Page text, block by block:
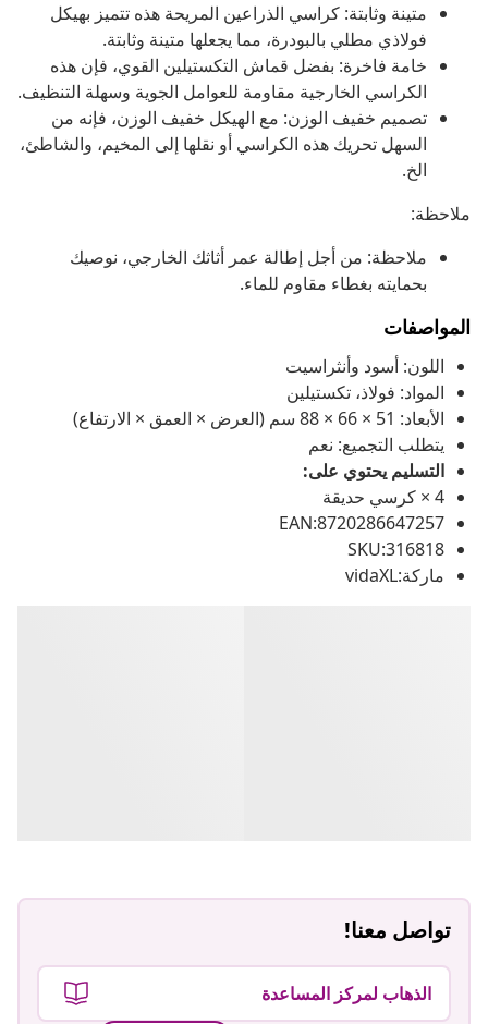
متينة وثابتة: كراسي الذراعين المريحة هذه تتميز بهيكل
فولاذي مطلي بالبودرة، مما يجعلها متينة وثابتة.
خامة فاخرة: بفضل قماش التكستيلين القوي، فإن هذه
الكراسي الخارجية مقاومة للعوامل الجوية وسهلة التنظيف.
تصميم خفيف الوزن: مع الهيكل خفيف الوزن، فإنه من
السهل تحريك هذه الكراسي أو نقلها إلى المخيم، والشاطئ،
الخ.
ملاحظة:
ملاحظة: من أجل إطالة عمر أثاثك الخارجي، نوصيك
بحمايته بغطاء مقاوم للماء.
المواصفات
اللون: أسود وأنثراسيت
المواد: فولاذ، تكستيلين
الأبعاد: 51 × 66 × 88 سم (العرض × العمق × الارتفاع)
يتطلب التجميع: نعم
التسليم يحتوي على:
4 × كرسي حديقة
EAN:8720286647257
SKU:316818
ماركة:vidaXL
تواصل معنا!
الذهاب لمركز المساعدة